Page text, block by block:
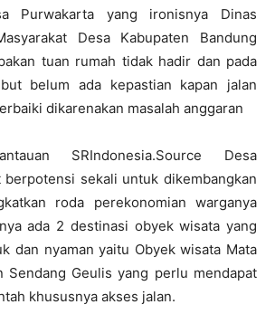
Purwakarta yang ironisnya Dinas
Desa Kabupaten Bandung
tuan rumah tidak hadir dan pada
belum ada kepastian kapan jalan
dikarenakan masalah anggaran
SRIndonesia.Source Desa
berpotensi sekali untuk dikembangkan
roda perekonomian warganya
ada 2 destinasi obyek wisata yang
dan nyaman yaitu Obyek wisata Mata
Sendang Geulis yang perlu mendapat
khususnya akses jalan.